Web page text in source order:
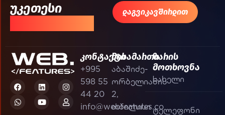
უკეთესი
დაგვიკავშირდით
კონტაქტი
+995
598 55
44 20
info@webfeatures.co
მისამართი
აბაშიძე-
ორბელიანის
2,
თბილისი
ზარის
მოთხოვნა